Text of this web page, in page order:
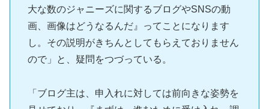
大な数のジャニーズに関するブログやSNSの動
画、画像はどうなるんだ』ってことになります
し。その説明がきちんとしてもらえておりません
ので」と、疑問をつづっている。
「ブログ主は、申入れに対しては前向きな姿勢を